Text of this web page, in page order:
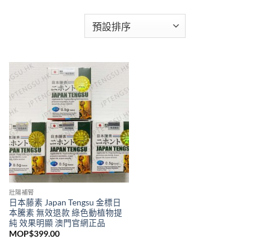
壯陽補腎
日本藤素 Japan Tengsu 金標日
本騰素 無效退款 綠色動植物提
純 效果明顯 澳門官網正品
MOP$399.00